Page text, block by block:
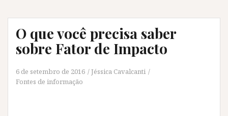
O que você precisa saber
sobre Fator de Impacto
6 de setembro de 2016
Jéssica Cavalcanti
Fontes de informação